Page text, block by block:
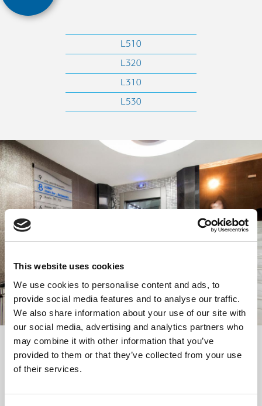
This website uses cookies
We use cookies to personalise content and ads, to
provide social media features and to analyse our traffic.
We also share information about your use of our site with
our social media, advertising and analytics partners who
may combine it with other information that you’ve
provided to them or that they’ve collected from your use
of their services.
L510
L320
L310
L530
Classique